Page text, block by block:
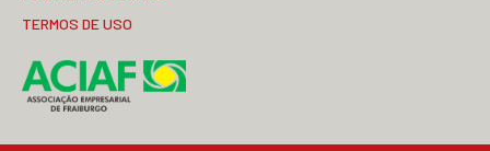
TERMOS DE USO